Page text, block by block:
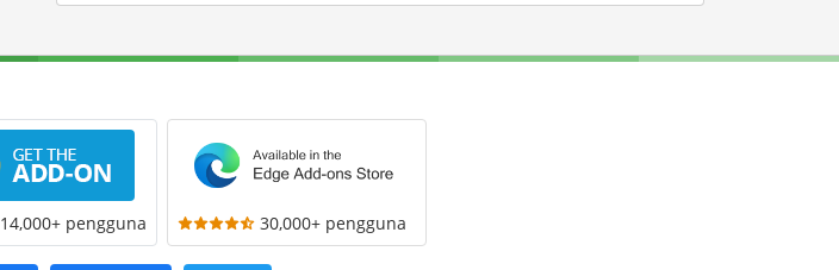
14,000+ pengguna 30,000+ pengguna